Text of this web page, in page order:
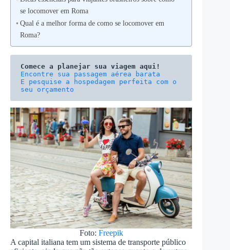
se locomover em Roma
Qual é a melhor forma de como se locomover em
Roma?
Comece a planejar sua viagem aqui!
E pesquise a hospedagem perfeita com o
seu orçamento
Foto: Freepik
A capital italiana tem um sistema de transporte público